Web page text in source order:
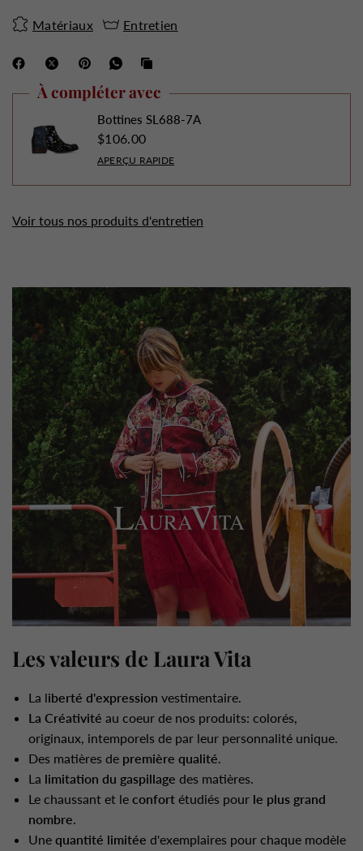
Matériaux Entretien
À compléter avec
Bottines SL688-7A
$106.00
APERÇU RAPIDE
Voir tous nos produits d'entretien
Les valeurs de Laura Vita
La liberté d'expression vestimentaire.
La Créativité au coeur de nos produits: colorés,
originaux, intemporels de par leur personnalité unique.
Des matières de première qualité.
La limitation du gaspillage des matières.
Le chaussant et le confort étudiés pour le plus grand
nombre.
Une quantité limitée d'exemplaires pour chaque modèle